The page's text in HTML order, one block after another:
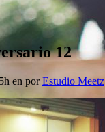
12
en porEstudio Meetz